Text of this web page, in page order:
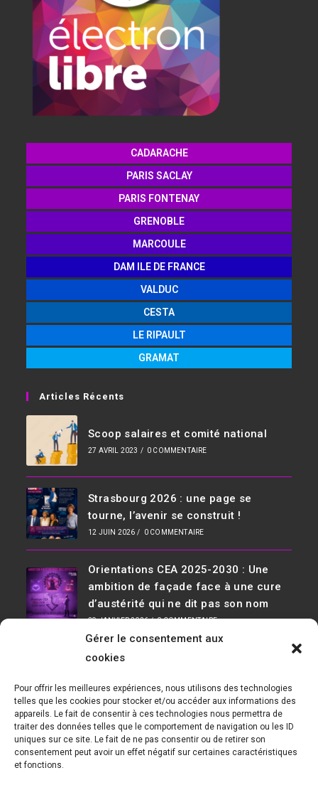
Gérer le consentement aux
cookies
Pour offrir les meilleures expériences, nous utilisons des technologies
telles que les cookies pour stocker et/ou accéder aux informations des
appareils. Le fait de consentir à ces technologies nous permettra de
traiter des données telles que le comportement de navigation ou les ID
uniques sur ce site. Le fait de ne pas consentir ou de retirer son
consentement peut avoir un effet négatif sur certaines caractéristiques
et fonctions.
CADARACHE
PARIS SACLAY
PARIS FONTENAY
GRENOBLE
MARCOULE
DAM ILE DE FRANCE
VALDUC
CESTA
LE RIPAULT
GRAMAT
Articles Récents
Scoop salaires et comité national
27 AVRIL 2023 / 0 COMMENTAIRE
Strasbourg 2026 : une page se
tourne, l’avenir se construit !
12 JUIN 2026 / 0 COMMENTAIRE
Orientations CEA 2025-2030 : Une
ambition de façade face à une cure
d’austérité qui ne dit pas son nom
29 JANVIER 2026 / 0 COMMENTAIRE
D36, 91190 Saclay Bât 534
Téléphone :
01 69 08 30 04